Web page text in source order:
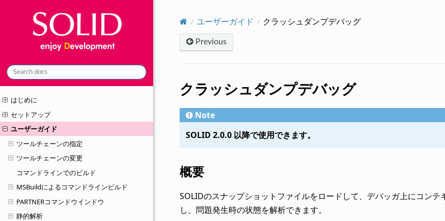
はじめに
セットアップ
ユーザーガイド
ツールチェーンの指定
ツールチェーンの変更
コマンドラインでのビルド
MSBuildによるコマンドラインビルド
PARTNERコマンドウインドウ
静的解析
ユーザーガイド クラッシュダンプデバッグ
Previous
クラッシュダンプデバッグ
Note
SOLID 2.0.0 以降で使用できます。
概要
SOLIDのスナップショットファイルをロードして、デバッガ上にコン
し、問題発生時の状態を解析できます。